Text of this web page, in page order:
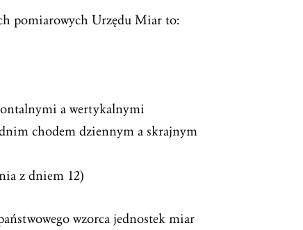
pomiarowych Urzędu Miar to:
a wertykalnymi
chodem dziennym a skrajnym
z dniem 12)
wzorca jednostek miar